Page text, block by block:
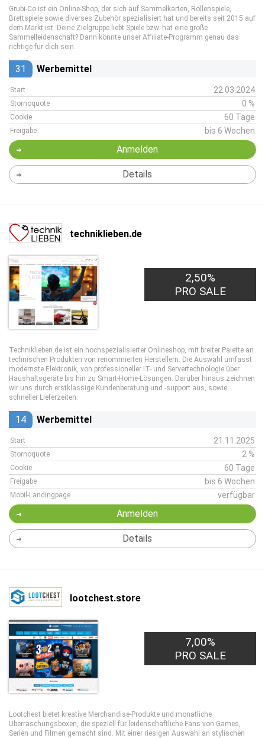
Grubi-Co ist ein Online-Shop, der sich auf Sammelkarten, Rollenspiele,
Brettspiele sowie diverses Zubehör spezialisiert hat und bereits seit 2015 auf
dem Markt ist. Deine Zielgruppe liebt Spiele bzw. hat eine große
Sammelleidenschaft? Dann könnte unser Affiliate-Programm genau das
richtige für dich sein.
31 Werbemittel
Start 22.03.2024
Stornoquote 0 %
Cookie 60 Tage
Freigabe bis 6 Wochen
Anmelden
Details
techniklieben.de
2,50%
PRO SALE
Techniklieben.de ist ein hochspezialisierter Onlineshop, mit breiter Palette an
technischen Produkten von renommierten Herstellern. Die Auswahl umfasst
modernste Elektronik, von professioneller IT- und Servertechnologie über
Haushaltsgeräte bis hin zu Smart-Home-Lösungen. Darüber hinaus zeichnen
wir uns durch erstklassige Kundenberatung und -support aus, sowie
schneller Lieferzeiten.
14 Werbemittel
Start 21.11.2025
Stornoquote 2 %
Cookie 60 Tage
Freigabe bis 6 Wochen
Mobil-Landingpage verfügbar
Anmelden
Details
lootchest.store
7,00%
PRO SALE
Lootchest bietet kreative Merchandise-Produkte und monatliche
Überraschungsboxen, die speziell für leidenschaftliche Fans von Games,
Serien und Filmen gemacht sind. Mit einer riesigen Auswahl an stylischen